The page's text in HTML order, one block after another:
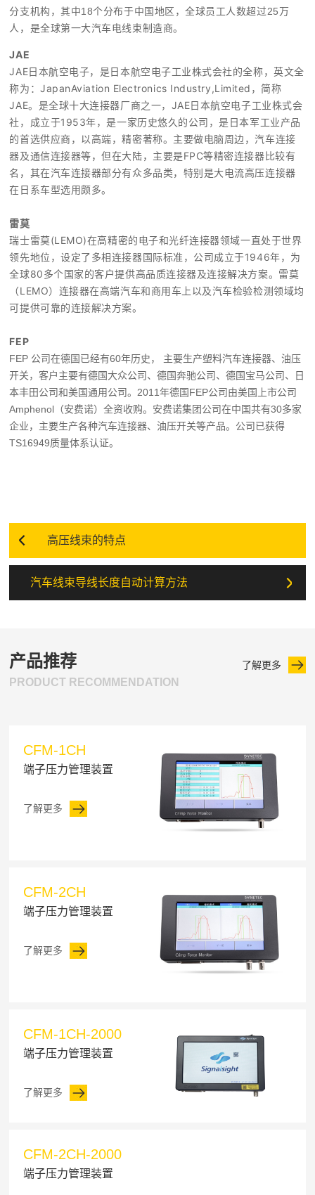
分支机构，其中18个分布于中国地区，全球员工人数超过25万
人，是全球第一大汽车电线束制造商。
JAE
JAE日本航空电子，是日本航空电子工业株式会社的全称，英文全
称为：JapanAviation Electronics Industry,Limited，简称
JAE。是全球十大连接器厂商之一，JAE日本航空电子工业株式会
社，成立于1953年，是一家历史悠久的公司，是日本军工业产品
的首选供应商，以高端，精密著称。主要做电脑周边，汽车连接
器及通信连接器等，但在大陆，主要是FPC等精密连接器比较有
名，其在汽车连接器部分有众多品类，特别是大电流高压连接器
在日系车型选用颇多。
雷莫
瑞士雷莫(LEMO)在高精密的电子和光纤连接器领域一直处于世界
领先地位，设定了多相连接器国际标准，公司成立于1946年，为
全球80多个国家的客户提供高品质连接器及连接解决方案。雷莫
（LEMO）连接器在高端汽车和商用车上以及汽车检验检测领域均
可提供可靠的连接解决方案。
FEP
FEP 公司在德国已经有60年历史， 主要生产塑料汽车连接器、油压
开关，客户主要有德国大众公司、德国奔驰公司、德国宝马公司、日
本丰田公司和美国通用公司。2011年德国FEP公司由美国上市公司
Amphenol（安费诺）全资收购。安费诺集团公司在中国共有30多家
企业，主要生产各种汽车连接器、油压开关等产品。公司已获得
TS16949质量体系认证。
高压线束的特点
汽车线束导线长度自动计算方法
产品推荐
PRODUCT RECOMMENDATION
了解更多
CFM-1CH
端子压力管理装置
了解更多
CFM-2CH
端子压力管理装置
了解更多
CFM-1CH-2000
端子压力管理装置
了解更多
CFM-2CH-2000
端子压力管理装置